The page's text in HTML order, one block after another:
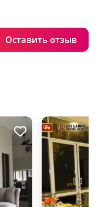
Оставить отзыв